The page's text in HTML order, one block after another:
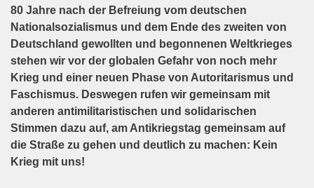
80 Jahre nach der Befreiung vom deutschen
Nationalsozialismus und dem Ende des zweiten von
Deutschland gewollten und begonnenen Weltkrieges
stehen wir vor der globalen Gefahr von noch mehr
Krieg und einer neuen Phase von Autoritarismus und
Faschismus. Deswegen rufen wir gemeinsam mit
anderen antimilitaristischen und solidarischen
Stimmen dazu auf, am Antikriegstag gemeinsam auf
die Straße zu gehen und deutlich zu machen: Kein
Krieg mit uns!